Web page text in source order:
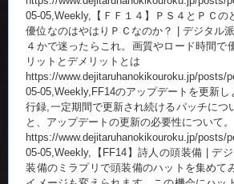
05-05,Weekly,【ＦＦ１４】ＰＳ４とＰＣの
優位なのはやはりＰＣなのか？ | デジタル
４かで迷ったらこれ。画質やロード時間で
リットとデメリットとは
https://www.dejitaruhanokikouroku.jp/posts/
05-05,Weekly,FF14のアップデートを更新
行録,一定期間で更新され続けるパッチにつ
と、アップデートの更新の必要性について。
https://www.dejitaruhanokikouroku.jp/posts/
05-05,Weekly,【FF14】詩人の頭装備 | デ
装備のミラプリで頭装備のハットを集めて